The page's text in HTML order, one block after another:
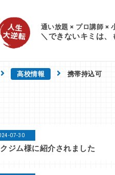
通い放題 × プロ講師 ×
＼できないキミは、
高校情報 携帯持込可
07-30
ジム様に紹介されました